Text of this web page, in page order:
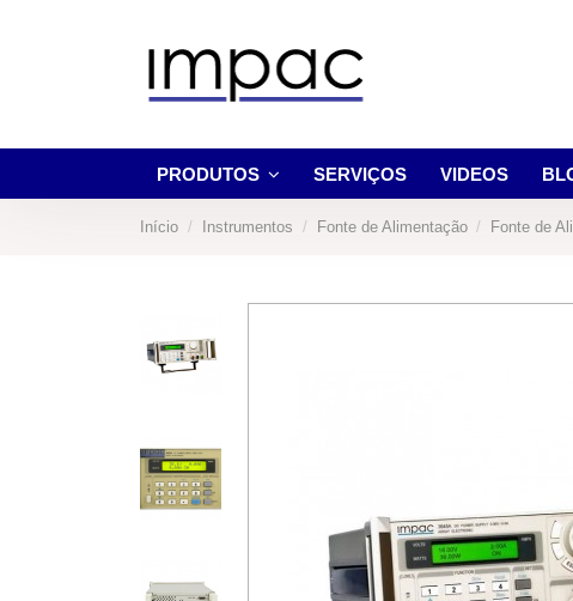
PRODUTOS SERVIÇOS VIDEOS
Início Instrumentos Fonte de Alimentação Fonte de